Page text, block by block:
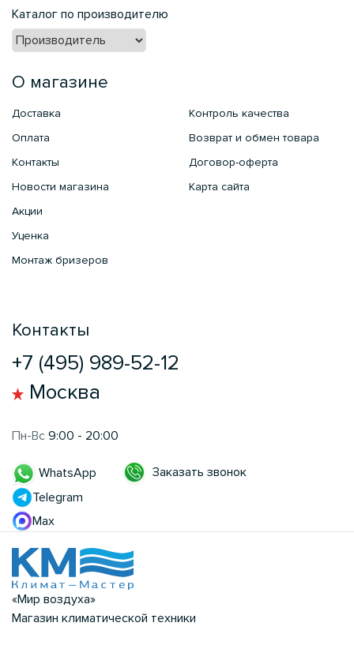
Каталог по производителю
О магазине
Доставка
Оплата
Контакты
Новости магазина
Акции
Уценка
Монтаж бризеров
Контроль качества
Возврат и обмен товара
Договор-оферта
Карта сайта
Контакты
+7 (495) 989-52-12
Москва
Пн-Вс 9:00 - 20:00
WhatsApp
Telegram
Max
Заказать звонок
«Мир воздуха»
Магазин климатической техники